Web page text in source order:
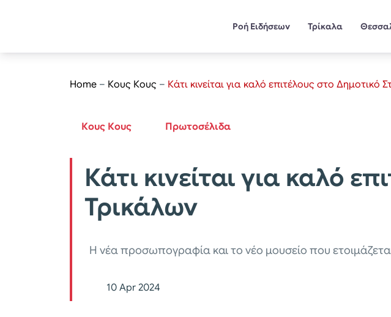
Ροή Ειδήσεων Τρίκαλα
Home – Κους Κους – Κάτι κινείται για καλό επιτέλους στο Δημοτικό
Κους Κους Πρωτοσέλιδα
Κάτι κινείται για καλό
Τρικάλων
Η νέα προσωπογραφία και το νέο μουσείο που
10 Apr 2024